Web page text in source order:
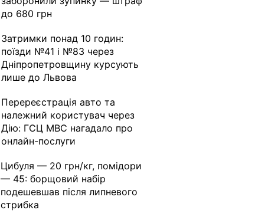
до 680 грн
Затримки понад 10 годин:
поїзди №41 і №83 через
Дніпропетровщину курсують
лише до Львова
Перереєстрація авто та
належний користувач через
Дію: ГСЦ МВС нагадало про
онлайн-послуги
Цибуля — 20 грн/кг, помідори
— 45: борщовий набір
подешевшав після липневого
стрибка